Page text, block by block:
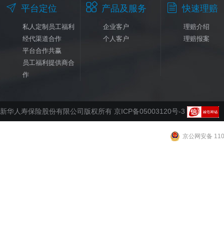
 平台定位
私人定制员工福利
经代渠道合作
平台合作共赢
员工福利提供商合
作
 产品及服务
企业客户
个人客户
 快速理赔
理赔介绍
理赔报案
新华人寿保险股份有限公司版权所有 京ICP备05003120号-3
京公网安备